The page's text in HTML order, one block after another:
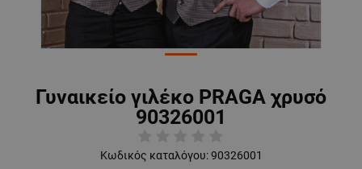
Γυναικείο γιλέκο PRAGA χρυσό
90326001
Κωδικός καταλόγου: 90326001